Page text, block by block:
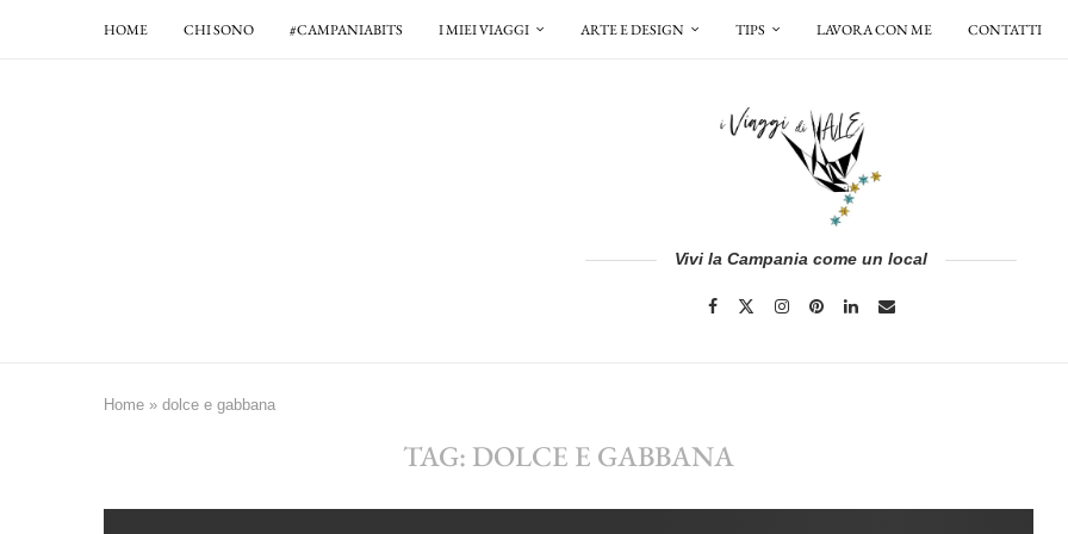
HOME CHI SONO #CAMPANIABITS I MIEI VIAGGI ARTE E DESIGN TIPS LAVORA CON ME CONTATTI
Vivi la Campania come un local
Home » dolce e gabbana
TAG: DOLCE E GABBANA